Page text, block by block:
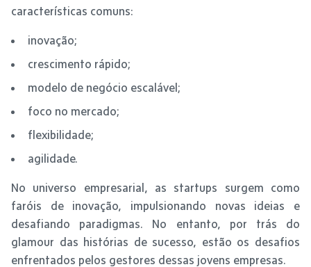
características comuns:
inovação;
crescimento rápido;
modelo de negócio escalável;
foco no mercado;
flexibilidade;
agilidade.
No universo empresarial, as startups surgem como
faróis de inovação, impulsionando novas ideias e
desafiando paradigmas. No entanto, por trás do
glamour das histórias de sucesso, estão os desafios
enfrentados pelos gestores dessas jovens empresas.